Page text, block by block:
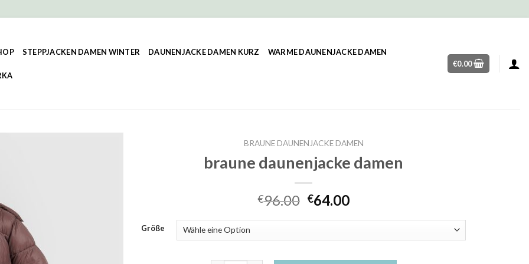
STEPPJACKEN DAMEN WINTER DAUNENJACKE DAMEN KURZ WARME DAUNENJACKE DAMEN
€0.00
BRAUNE DAUNENJACKE DAMEN
braune daunenjacke damen
€96.00 €64.00
Größe